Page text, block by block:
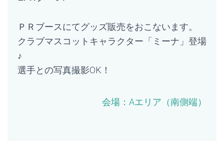
ＰＲブースにてグッズ販売をおこないます。
クラブマスコットキャラクター「ミーナ」登場
♪
選手との写真撮影OK！
会場： Aエリア（南側端）